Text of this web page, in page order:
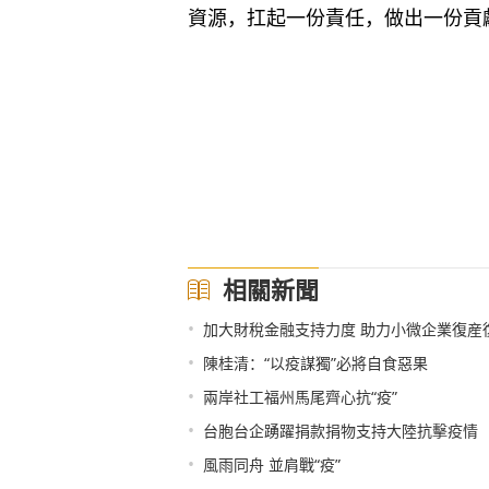
資源，扛起一份責任，做出一份貢
相關新聞
• 加大財稅金融支持力度 助力小微企業復産
• 陳桂清：“以疫謀獨”必將自食惡果
• 兩岸社工福州馬尾齊心抗“疫”
• 台胞台企踴躍捐款捐物支持大陸抗擊疫情
• 風雨同舟 並肩戰“疫”